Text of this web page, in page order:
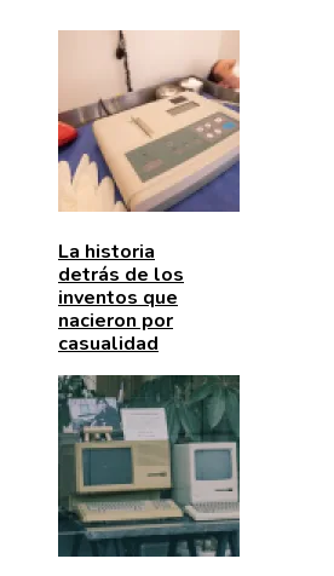
La historia
detrás de los
inventos que
nacieron por
casualidad